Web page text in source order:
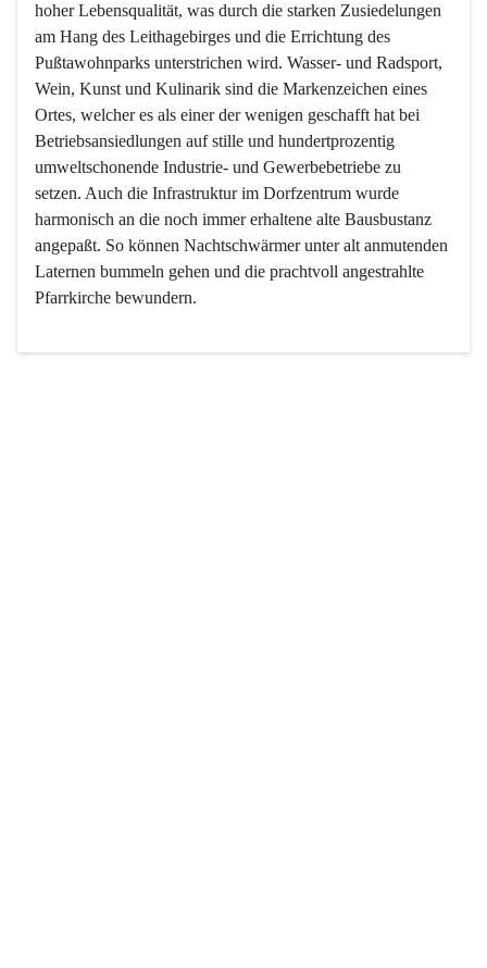
hoher Lebensqualität, was durch die starken Zusiedelungen
am Hang des Leithagebirges und die Errichtung des
Pußtawohnparks unterstrichen wird. Wasser- und Radsport,
Wein, Kunst und Kulinarik sind die Markenzeichen eines
Ortes, welcher es als einer der wenigen geschafft hat bei
Betriebsansiedlungen auf stille und hundertprozentig
umweltschonende Industrie- und Gewerbebetriebe zu
setzen. Auch die Infrastruktur im Dorfzentrum wurde
harmonisch an die noch immer erhaltene alte Bausbustanz
angepaßt. So können Nachtschwärmer unter alt anmutenden
Laternen bummeln gehen und die prachtvoll angestrahlte
Pfarrkirche bewundern.
Der Weinbau dominert heute nicht mehr, ist aber integrativer